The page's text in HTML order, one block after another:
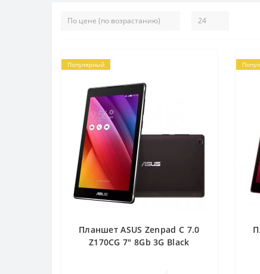
Популярный
Планшет ASUS Zenpad C 7.0
Z170CG 7" 8Gb 3G Black